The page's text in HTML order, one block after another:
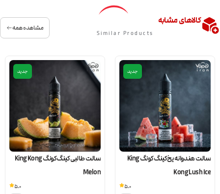
کالاهای مشابه
Similar Products
مشاهده همه
جدید
سالت هندوانه یخ کینگ کونگ King
Kong Lush Ice
5.0
جدید
سالت طالبی کینگ کونگ King Kong
Melon
5.0